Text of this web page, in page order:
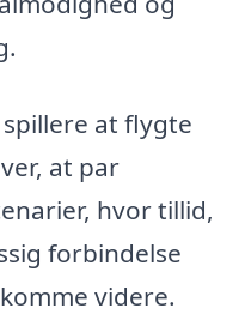
at flygte
at par
hvor tillid,
forbindelse
videre.